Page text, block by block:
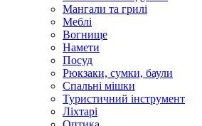
Мангали та грилі
Меблі
Вогнище
Намети
Посуд
Рюкзаки, сумки, баули
Спальні мішки
Туристичний інструмент
Ліхтарі